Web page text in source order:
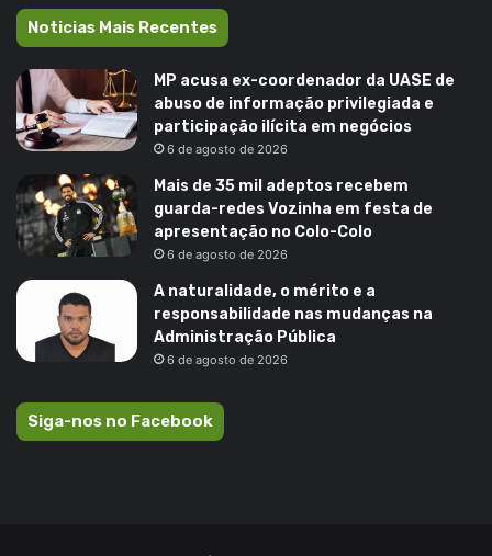
Noticias Mais Recentes
MP acusa ex-coordenador da UASE de
abuso de informação privilegiada e
participação ilícita em negócios
6 de agosto de 2026
Mais de 35 mil adeptos recebem
guarda-redes Vozinha em festa de
apresentação no Colo-Colo
6 de agosto de 2026
A naturalidade, o mérito e a
responsabilidade nas mudanças na
Administração Pública
6 de agosto de 2026
Siga-nos no Facebook